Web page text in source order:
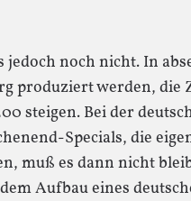
jedoch noch nicht. In
produziert werden, die
steigen. Bei der
Specials, die
muß es dann nicht
Aufbau eines